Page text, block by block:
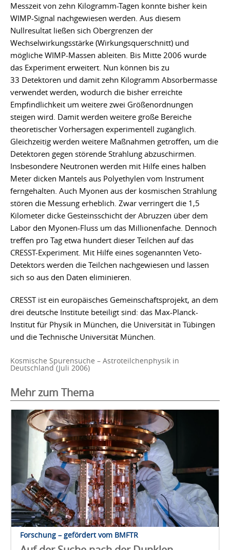
Messzeit von zehn Kilogramm-Tagen konnte bisher kein
WIMP-Signal nachgewiesen werden. Aus diesem
Nullresultat ließen sich Obergrenzen der
Wechselwirkungsstärke (Wirkungsquerschnitt) und
mögliche WIMP-Massen ableiten. Bis Mitte 2006 wurde
das Experiment erweitert. Nun können bis zu
33 Detektoren und damit zehn Kilogramm Absorbermasse
verwendet werden, wodurch die bisher erreichte
Empfindlichkeit um weitere zwei Größenordnungen
steigen wird. Damit werden weitere große Bereiche
theoretischer Vorhersagen experimentell zugänglich.
Gleichzeitig werden weitere Maßnahmen getroffen, um die
Detektoren gegen störende Strahlung abzuschirmen.
Insbesondere Neutronen werden mit Hilfe eines halben
Meter dicken Mantels aus Polyethylen vom Instrument
ferngehalten. Auch Myonen aus der kosmischen Strahlung
stören die Messung erheblich. Zwar verringert die 1,5
Kilometer dicke Gesteinsschicht der Abruzzen über dem
Labor den Myonen-Fluss um das Millionenfache. Dennoch
treffen pro Tag etwa hundert dieser Teilchen auf das
CRESST-Experiment. Mit Hilfe eines sogenannten Veto-
Detektors werden die Teilchen nachgewiesen und lassen
sich so aus den Daten eliminieren.
CRESST ist ein europäisches Gemeinschaftsprojekt, an dem
drei deutsche Institute beteiligt sind: das Max-Planck-
Institut für Physik in München, die Universität in Tübingen
und die Technische Universität München.
Kosmische Spurensuche – Astroteilchenphysik in
Deutschland (Juli 2006)
Mehr zum Thema
Forschung – gefördert vom BMFTR